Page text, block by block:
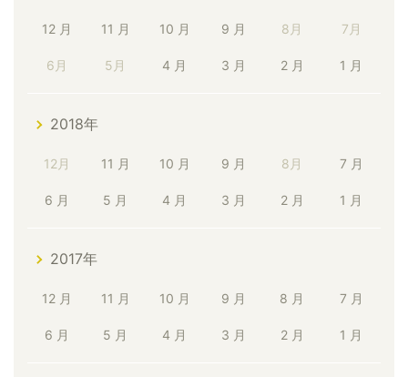
12 月 11 月 10 月 9 月 8月 7月
6月 5月 4 月 3 月 2 月 1 月
2018年
12月 11 月 10 月 9 月 8月 7 月
6 月 5 月 4 月 3 月 2 月 1 月
2017年
12 月 11 月 10 月 9 月 8 月 7 月
6 月 5 月 4 月 3 月 2 月 1 月